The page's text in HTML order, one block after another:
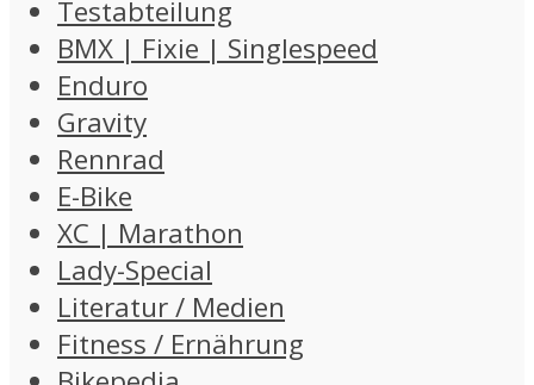
Testabteilung
BMX | Fixie | Singlespeed
Enduro
Gravity
Rennrad
E-Bike
XC | Marathon
Lady-Special
Literatur / Medien
Fitness / Ernährung